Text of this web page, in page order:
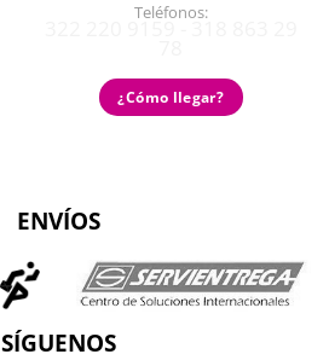
Teléfonos:
¿Cómo llegar?
ENVÍOS
SÍGUENOS